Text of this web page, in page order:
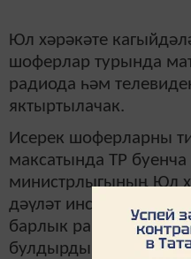
Юл хәрәкәте
шоферлар турында
радиода һәм
яктыртылачак.
Исерек шоферларны
максатында ТР
министрлыгының Юл
дәүләт инспекциясе
барлык районнары
булдырды. Безнең